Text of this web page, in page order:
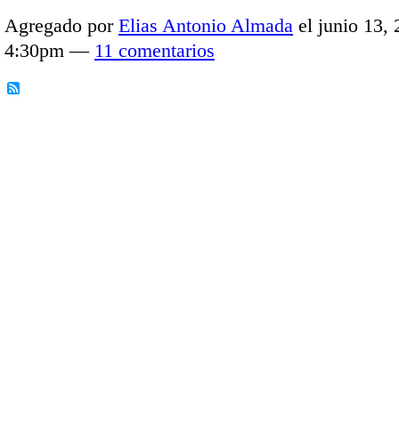
Agregado por Elias Antonio Almada el junio 13,
4:30pm — 11 comentarios